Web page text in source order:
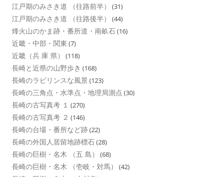
江戸期のみさき道 （往路前半） (31)
江戸期のみさき道 （往路後半） (44)
烽火山のかま跡・番所道・南畝石(16)
近畿・中部・関東 (7)
近畿（兵 庫 県） (118)
長崎と近県の山野歩き (168)
長崎のラビリンスな風景 (123)
長崎の三角点・水準点・地理局測点 (30)
長崎の古写真考 １ (270)
長崎の古写真考 ２ (146)
長崎の台場・番所など跡(22)
長崎の外国人居留地跡標石(28)
長崎の巨樹・名木 （五 島） (68)
長崎の巨樹・名木 （壱岐・対馬） (42)